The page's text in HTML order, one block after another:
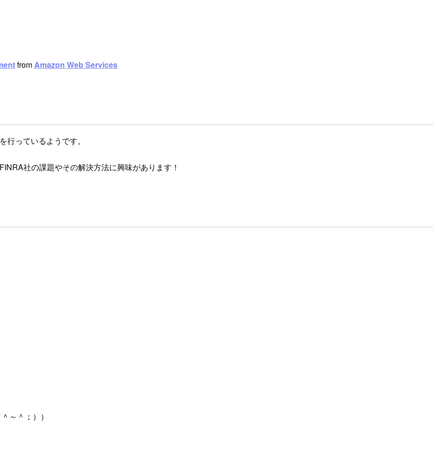
fromAmazon Web Services
っているようです。
社の課題やその解決方法に興味があります！
～＾；））